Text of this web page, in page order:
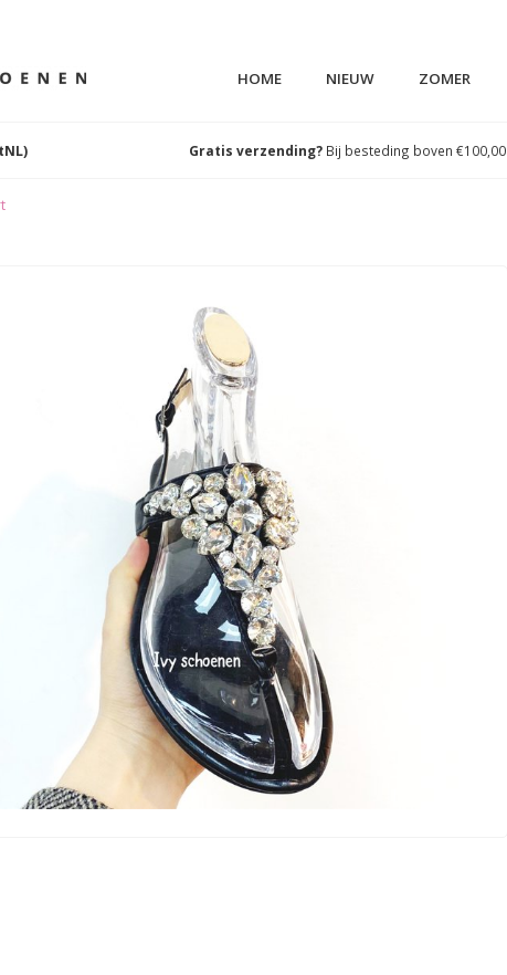
HOME NIEUW ZOMER
Gratis verzending? Bij besteding boven €100,00